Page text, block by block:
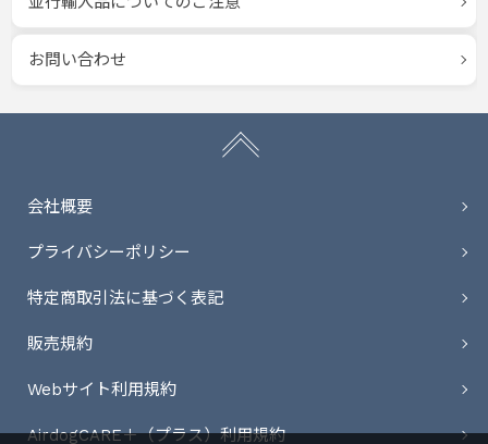
お問い合わせ
会社概要
プライバシーポリシー
特定商取引法に基づく表記
販売規約
Webサイト利用規約
AirdogCARE＋（プラス）利用規約